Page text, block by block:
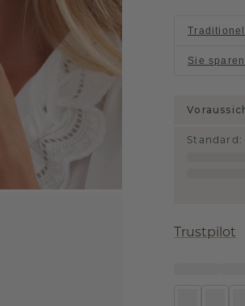
Sie sparen
Standard :
Trustpilot